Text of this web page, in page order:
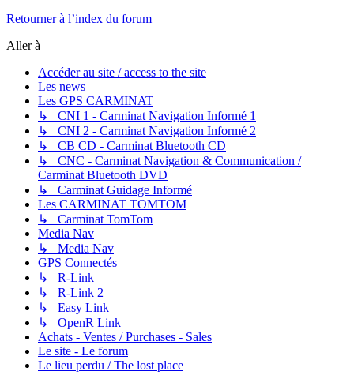
Retourner à l’index du forum
Aller à
Accéder au site / access to the site
Les news
Les GPS CARMINAT
↳ CNI 1 - Carminat Navigation Informé 1
↳ CNI 2 - Carminat Navigation Informé 2
↳ CB CD - Carminat Bluetooth CD
↳ CNC - Carminat Navigation & Communication /
Carminat Bluetooth DVD
↳ Carminat Guidage Informé
Les CARMINAT TOMTOM
↳ Carminat TomTom
Media Nav
↳ Media Nav
GPS Connectés
↳ R-Link
↳ R-Link 2
↳ Easy Link
↳ OpenR Link
Achats - Ventes / Purchases - Sales
Le site - Le forum
Le lieu perdu / The lost place